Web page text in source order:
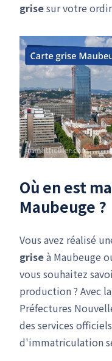
grisesur votre
Où en est
Maubeuge ?
Vous avez réalisé
griseà Maubeuge
vous souhaitez
production ? Avec
Préfectures
des services
d'immatriculation